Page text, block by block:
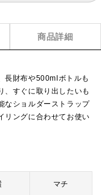
商品詳細
長財布や500mlボトルも
、すぐに取り出したいも
なショルダーストラップ
リングに合わせてお使い
マチ